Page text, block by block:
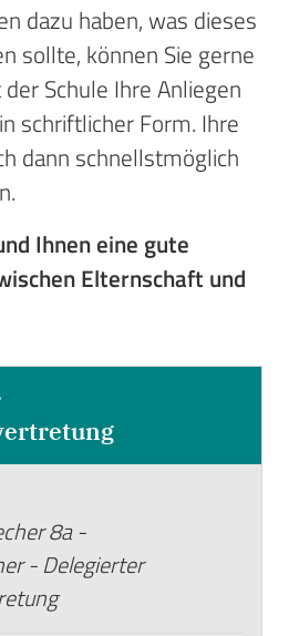
dazu haben, was dieses
sollte, können Sie gerne
Schule Ihre Anliegen
schriftlicher Form. Ihre
dann schnellstmöglich
Ihnen eine gute
Elternschaft und
8a -
- Delegierter